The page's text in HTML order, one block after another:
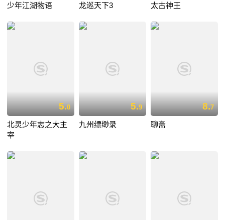
少年江湖物语 龙巡天下3 太古神王
5.0
北灵少年志之大主
宰
5.9
九州缥缈录
8.7
聊斋